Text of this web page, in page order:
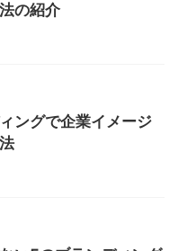
の紹介
ングで企業イメージ